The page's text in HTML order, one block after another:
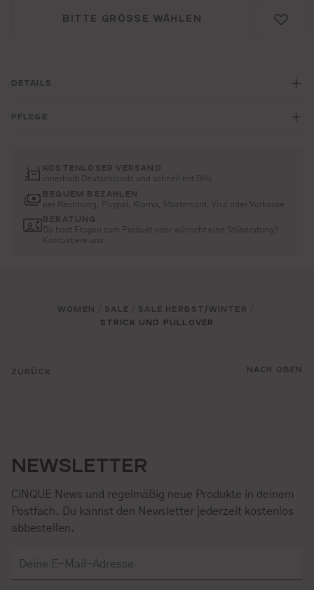
BITTE GRÖSSE WÄHLEN
DETAILS
PFLEGE
KOSTENLOSER VERSAND
innerhalb Deutschlands und schnell mit DHL
BEQUEM BEZAHLEN
per Rechnung, Paypal, Klarna, Mastercard, Visa oder Vorkasse
BERATUNG
Du hast Fragen zum Produkt oder wünscht eine Stilberatung?
Kontaktiere uns
ZURÜCK
WOMEN SALE SALE HERBST/WINTER
STRICK UND PULLOVER
NACH OBEN
NEWSLETTER
CINQUE News und regelmäßig neue Produkte in deinem
Postfach. Du kannst den Newsletter jederzeit kostenlos
abbestellen.